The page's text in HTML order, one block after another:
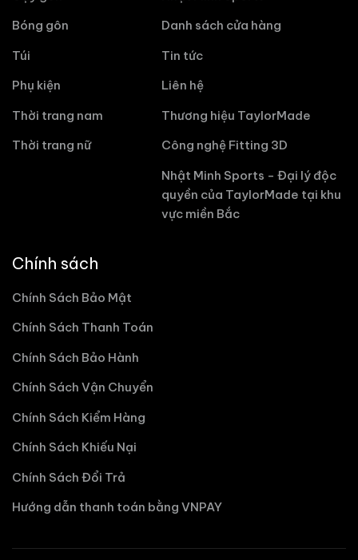
Bóng gôn
Túi
Phụ kiện
Thời trang nam
Thời trang nữ
Danh sách cửa hàng
Tin tức
Liên hệ
Thương hiệu TaylorMade
Công nghệ Fitting 3D
Nhật Minh Sports - Đại lý độc
quyền của TaylorMade tại khu
vực miền Bắc
Chính sách
Chính Sách Bảo Mật
Chính Sách Thanh Toán
Chính Sách Bảo Hành
Chính Sách Vận Chuyển
Chính Sách Kiểm Hàng
Chính Sách Khiếu Nại
Chính Sách Đổi Trả
Hướng dẫn thanh toán bằng VNPAY